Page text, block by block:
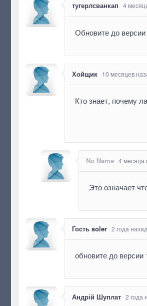
тугерлсванкап 4
Обновите до
Хойщик 10 месяцев
Кто знает, почему
No Name 4 месяца
Это означает
Гость soler 2 года назад
обновите до версии
Андрій Шуплат 2 года